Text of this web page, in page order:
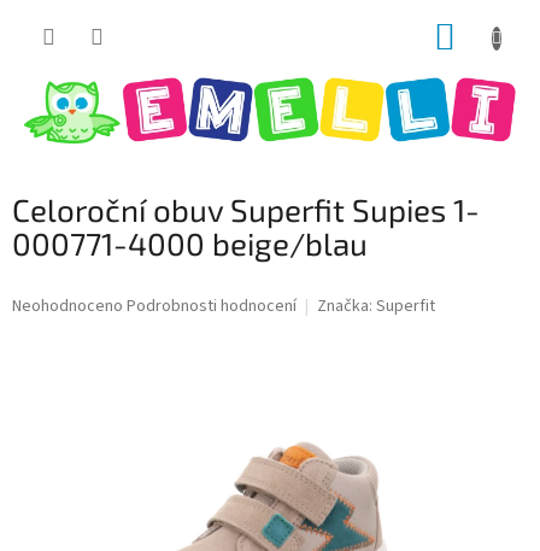
Celoroční obuv Superfit Supies 1-
000771-4000 beige/blau
Průměrné
Neohodnoceno Podrobnosti hodnocení Značka: Superfit